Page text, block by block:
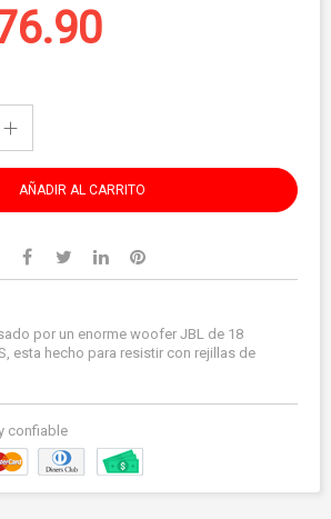
AÑADIR AL CARRITO
por un enorme woofer JBL de 18
esta hecho para resistir con rejillas de
confiable